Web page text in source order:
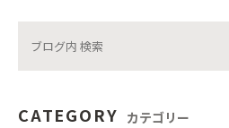
CATEGORY カテゴリー